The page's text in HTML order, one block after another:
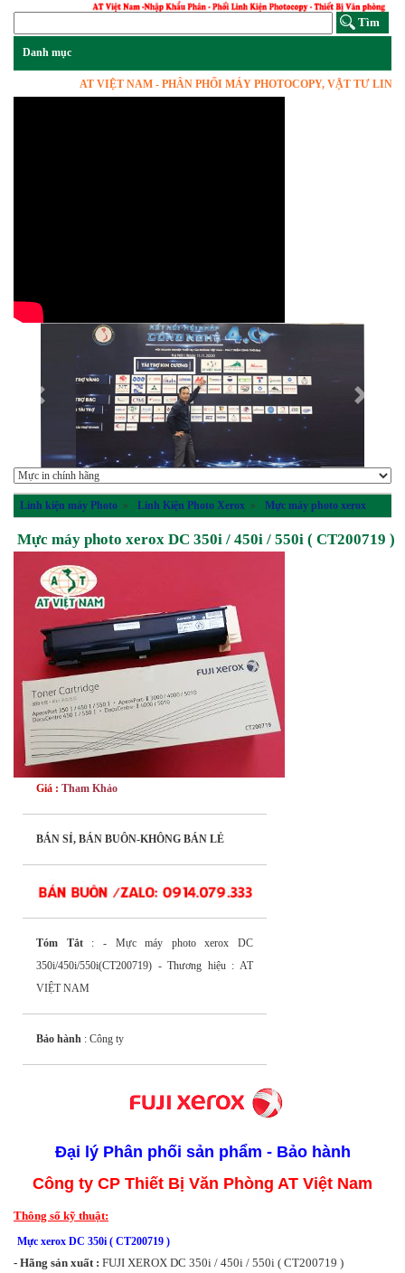
AT VIỆT NAM - PHÂN PHỐI MÁY PHOTOCOPY, VẬT TƯ LINH
Previous Next
Linh kiện máy Photo » Linh Kiện Photo Xerox » Mực máy photo xerox
Mực máy photo xerox DC 350i / 450i / 550i ( CT200719 )
Giá : Tham Khảo
BÁN SỈ, BÁN BUÔN-KHÔNG BÁN LẺ
Tóm Tắt: - Mực máy photo xerox DC
350i/450i/550i(CT200719) - Thương hiệu : AT
VIỆT NAM
Bảo hành : Công ty
Đại lý Phân phối sản phẩm - Bảo hành
Công ty CP Thiết Bị Văn Phòng AT Việt Nam
Thông số kỹ thuật:
Mực xerox DC 350i ( CT200719 )
- Hãng sản xuất : FUJI XEROX DC 350i / 450i / 550i ( CT200719 )